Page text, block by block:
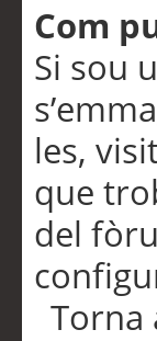
Com
Si sou
les,
que
del
Torna